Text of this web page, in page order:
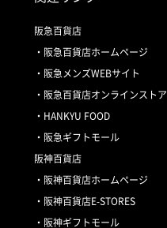
阪急百貨店
阪急百貨店ホームページ
阪急メンズWEBサイト
阪急百貨店オンラインストア
HANKYU FOOD
阪急ギフトモール
阪神百貨店
阪神百貨店ホームページ
阪神百貨店E-STORES
阪神ギフトモール